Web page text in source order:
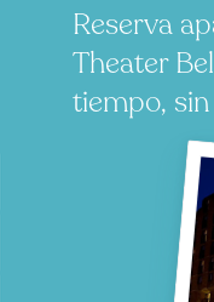
Reserva
Theater
tiempo,